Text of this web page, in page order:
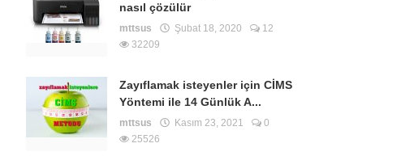
nasıl çözülür
mttsus Şubat 18, 2020
12
32209
Zayıflamak isteyenler için CİMS
Yöntemi ile 14 Günlük A...
mttsus Kasım 23, 2021
0
25526